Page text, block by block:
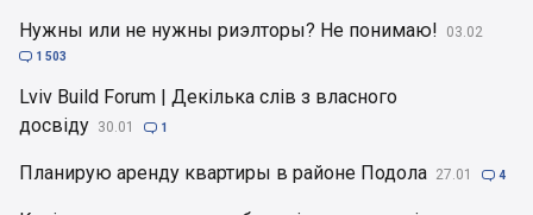
Нужны или не нужны риэлторы? Не понимаю! 03.02
 1 503
Lviv Build Forum | Декілька слів з власного
досвіду 30.01  1
Планирую аренду квартиры в районе Подола 27.01  4